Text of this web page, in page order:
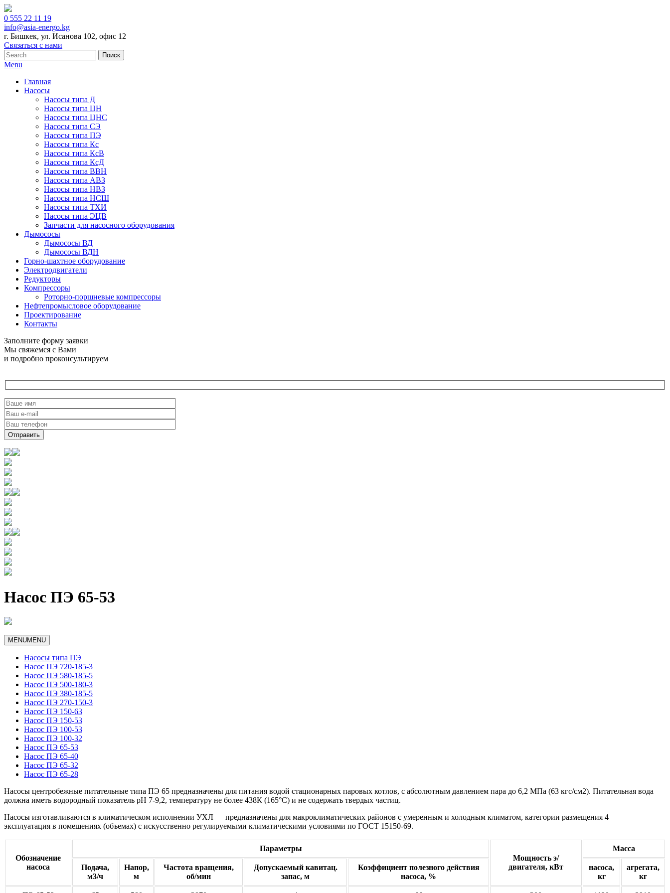
0 555 22 11 19
info@asia-energo.kg
г. Бишкек, ул. Исанова 102, офис 12
Связаться с нами
Menu
Главная
Насосы
Насосы типа Д
Насосы типа ЦН
Насосы типа ЦНС
Насосы типа СЭ
Насосы типа ПЭ
Насосы типа Кс
Насосы типа КсВ
Насосы типа КсД
Насосы типа ВВН
Насосы типа АВЗ
Насосы типа НВЗ
Насосы типа НСШ
Насосы типа ТХИ
Насосы типа ЭЦВ
Запчасти для насосного оборудования
Дымососы
Дымососы ВД
Дымососы ВДН
Горно-шахтное оборудование
Электродвигатели
Редукторы
Компрессоры
Роторно-поршневые компрессоры
Нефтепромысловое оборудование
Проектирование
Контакты
Заполните форму заявки
Мы свяжемся с Вами
и подробно проконсультируем
Насос ПЭ 65-53
MENUMENU
Насосы типа ПЭ
Насос ПЭ 720-185-3
Насос ПЭ 580-185-5
Насос ПЭ 500-180-3
Насос ПЭ 380-185-5
Насос ПЭ 270-150-3
Насос ПЭ 150-63
Насос ПЭ 150-53
Насос ПЭ 100-53
Насос ПЭ 100-32
Насос ПЭ 65-53
Насос ПЭ 65-40
Насос ПЭ 65-32
Насос ПЭ 65-28
Насосы центробежные питательные типа ПЭ 65 предназначены для питания водой стационарных паровых котлов, с абсолютным давлением пара до 6,2 МПа (63 кгс/см2). Питательная вода
должна иметь водородный показатель рН 7-9,2, температуру не более 438К (165°С) и не содержать твердых частиц.
Насосы изготавливаются в климатическом исполнении УХЛ — предназначены для макроклиматических районов с умеренным и холодным климатом, категории размещения 4 —
эксплуатация в помещениях (объемах) с искусственно регулируемыми климатическими условиями по ГОСТ 15150-69.
Обозначение
насоса
Параметры
Мощность э/
двигателя, кВт
Масса
Подача,
м3/ч
Напор,
м
Частота вращения,
об/мин
Допускаемый кавитац.
запас, м
Коэффициент полезного действия
насоса, %
насоса,
кг
агрегата,
кг